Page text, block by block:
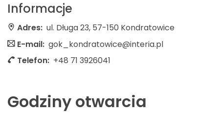
Informacje
Adres: ul. Długa 23, 57-150 Kondratowice
E-mail: gok_kondratowice@interia.pl
Telefon: +48 71 3926041
Godziny otwarcia